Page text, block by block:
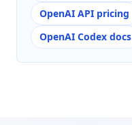
OpenAI API pricing
OpenAI Codex docs